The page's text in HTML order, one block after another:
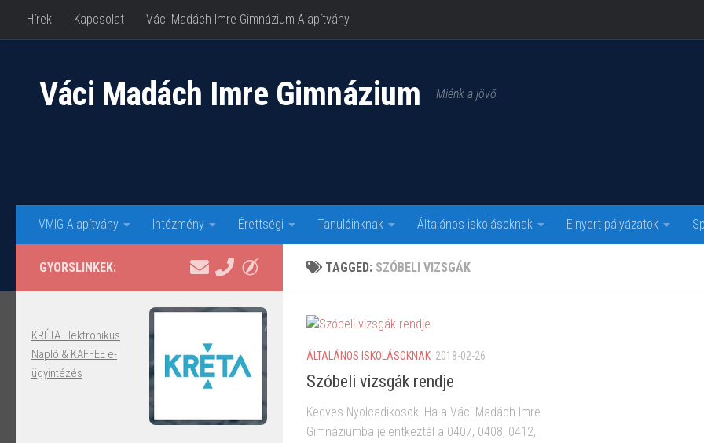
Skip to content
Hírek Kapcsolat Váci Madách Imre Gimnázium Alapítvány
Váci Madách Imre Gimnázium Miénk a jövő
VMIG Alapítvány Intézmény Érettségi Tanulóinknak Általános iskolásoknak Elnyert pályázatok
TAGGED: SZÓBELI VIZSGÁK
ÁLTALÁNOS ISKOLÁSOKNAK 2018-02-26
Szóbeli vizsgák rendje
Kedves Nyolcadikosok! Ha a Váci Madách Imre
Gimnáziumba jelentkeztél a 0407, 0408, 0412,
GYORSLINKEK:
KRÉTA Elektronikus
Napló & KAFFEE e-
ügyintézés